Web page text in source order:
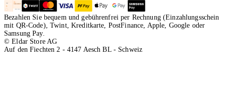
Bezahlen Sie bequem und gebührenfrei per Rechnung (Einzahlungsschein
mit QR-Code), Twint, Kreditkarte, PostFinance, Apple, Google oder
Samsung Pay.
© Eldar Store AG
Auf den Fiechten 2 - 4147 Aesch BL - Schweiz